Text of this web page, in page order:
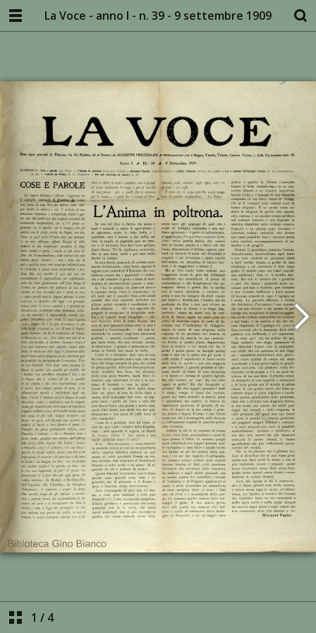
La Voce - anno I - n. 39 - 9 settembre 1909
1 / 4